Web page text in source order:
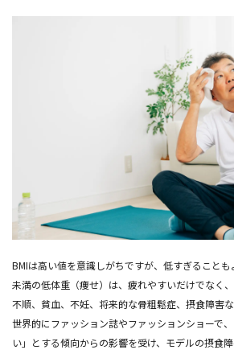
BMIは高い値を意識しがちですが、低すぎること
未満の低体重（痩せ）は、疲れやすいだけでなく
不順、貧血、不妊、将来的な骨粗鬆症、摂食障害な
世界的にファッション誌やファッションショーで
い」とする傾向からの影響を受け、モデルの摂食